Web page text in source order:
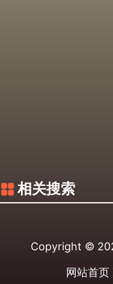
相关搜索
Copyright ©
网站首页